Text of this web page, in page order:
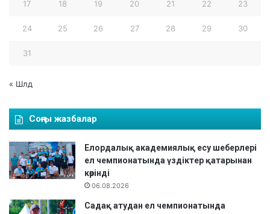
т
17 18 19 20 21 22 23
24 25 26 27 28 29 30
31
« Шлд
Соңғы жазбалар
Елордалық академиялық есу шеберлері
ел чемпионатында үздіктер қатарынан
көрінді
06.08.2026
Садақ атудан ел чемпионатында